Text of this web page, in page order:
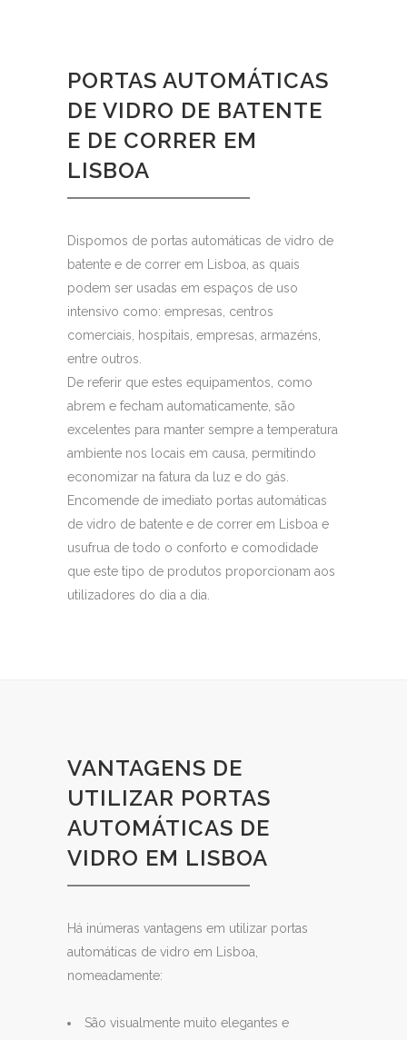
PORTAS AUTOMÁTICAS
DE VIDRO DE BATENTE
E DE CORRER EM
LISBOA
Dispomos de portas automáticas de vidro de
batente e de correr em Lisboa, as quais
podem ser usadas em espaços de uso
intensivo como: empresas, centros
comerciais, hospitais, empresas, armazéns,
entre outros.
De referir que estes equipamentos, como
abrem e fecham automaticamente, são
excelentes para manter sempre a temperatura
ambiente nos locais em causa, permitindo
economizar na fatura da luz e do gás.
Encomende de imediato portas automáticas
de vidro de batente e de correr em Lisboa e
usufrua de todo o conforto e comodidade
que este tipo de produtos proporcionam aos
utilizadores do dia a dia.
VANTAGENS DE
UTILIZAR PORTAS
AUTOMÁTICAS DE
VIDRO EM LISBOA
Há inúmeras vantagens em utilizar portas
automáticas de vidro em Lisboa,
nomeadamente:
São visualmente muito elegantes e